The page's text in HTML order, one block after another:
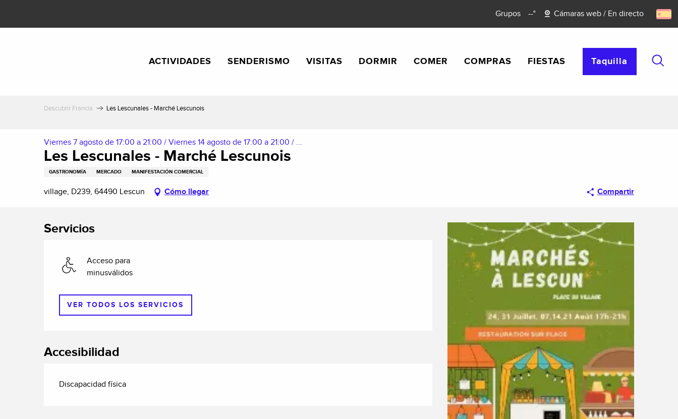
contenu
Grupos --° Cámaras web / En directo
ACTIVIDADES SENDERISMO VISITAS DORMIR COMER COMPRAS FIESTAS Taquilla
Descubrir Francia Les Lescunales - Marché Lescunois
Viernes 7 agosto de 17:00 a 21:00 / Viernes 14 agosto de 17:00 a 21:00 / ...
Les Lescunales - Marché Lescunois
GASTRONOMÍA MERCADO MANIFESTACIÓN COMERCIAL
village, D239, 64490 Lescun Cómo llegar Compartir
Servicios
Acceso para
minusválidos
VER TODOS LOS SERVICIOS
Accesibilidad
Discapacidad física